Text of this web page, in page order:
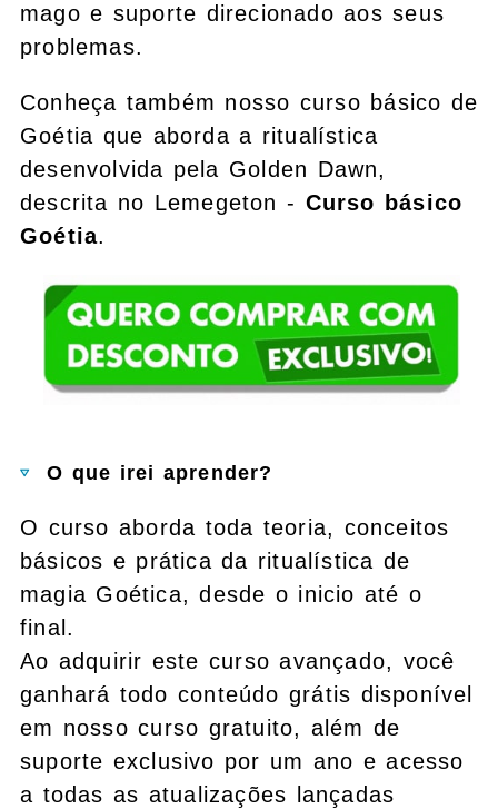
mago e suporte direcionado aos seus
problemas.
Conheça também nosso curso básico de
Goétia que aborda a ritualística
desenvolvida pela Golden Dawn,
descrita no Lemegeton - Curso básico
Goétia.
O que irei aprender?
O curso aborda toda teoria, conceitos
básicos e prática da ritualística de
magia Goética, desde o inicio até o
final.
Ao adquirir este curso avançado, você
ganhará todo conteúdo grátis disponível
em nosso curso gratuito, além de
suporte exclusivo por um ano e acesso
a todas as atualizações lançadas